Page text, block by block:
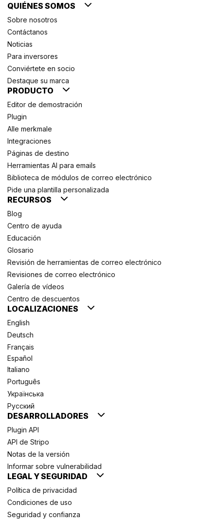
QUIÉNES SOMOS
Sobre nosotros
Contáctanos
Noticias
Para inversores
Conviértete en socio
Destaque su marca
PRODUCTO
Editor de demostración
Plugin
Alle merkmale
Integraciones
Páginas de destino
Herramientas AI para emails
Biblioteca de módulos de correo electrónico
Pide una plantilla personalizada
RECURSOS
Blog
Centro de ayuda
Educación
Glosario
Revisión de herramientas de correo electrónico
Revisiones de correo electrónico
Galería de vídeos
Centro de descuentos
LOCALIZACIONES
English
Deutsch
Français
Español
Italiano
Português
Українська
Русский
DESARROLLADORES
Plugin API
API de Stripo
Notas de la versión
Informar sobre vulnerabilidad
LEGAL Y SEGURIDAD
Política de privacidad
Condiciones de uso
Seguridad y confianza